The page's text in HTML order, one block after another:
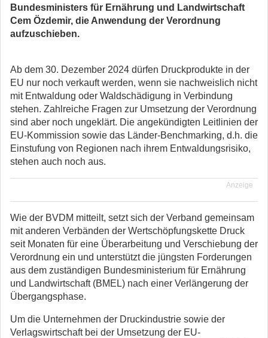
Bundesministers für Ernährung und Landwirtschaft
Cem Özdemir, die Anwendung der Verordnung
aufzuschieben.
Ab dem 30. Dezember 2024 dürfen Druckprodukte in der
EU nur noch verkauft werden, wenn sie nachweislich nicht
mit Entwaldung oder Waldschädigung in Verbindung
stehen. Zahlreiche Fragen zur Umsetzung der Verordnung
sind aber noch ungeklärt. Die angekündigten Leitlinien der
EU-Kommission sowie das Länder-Benchmarking, d.h. die
Einstufung von Regionen nach ihrem Entwaldungsrisiko,
stehen auch noch aus.
Anzeige
Wie der BVDM mitteilt, setzt sich der Verband gemeinsam
mit anderen Verbänden der Wertschöpfungskette Druck
seit Monaten für eine Überarbeitung und Verschiebung der
Verordnung ein und unterstützt die jüngsten Forderungen
aus dem zuständigen Bundesministerium für Ernährung
und Landwirtschaft (BMEL) nach einer Verlängerung der
Übergangsphase.
Um die Unternehmen der Druckindustrie sowie der
Verlagswirtschaft bei der Umsetzung der EU-